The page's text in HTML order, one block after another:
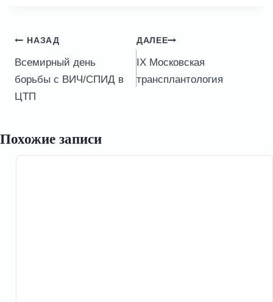
Навигация
по
записям
НАЗАД
Всемирный день
борьбы с ВИЧ/СПИД в
ЦТП
ДАЛЕЕ
IX Московская
трансплантология
Похожие записи